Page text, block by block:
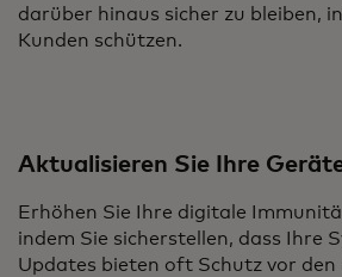
darüber hinaus sicher zu bleiben,
Kunden schützen.
Aktualisieren Sie Ihre
Erhöhen Sie Ihre digitale
indem Sie sicherstellen, dass Ihre
Updates bieten oft Schutz vor